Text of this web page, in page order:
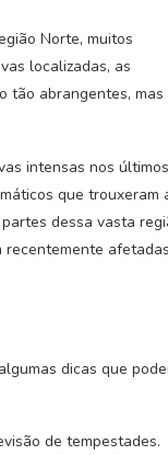
Norte, muitos
localizadas, as
tão abrangentes, mas
intensas nos últimos
que trouxeram
dessa vasta
recentemente afetadas
dicas que
de tempestades.